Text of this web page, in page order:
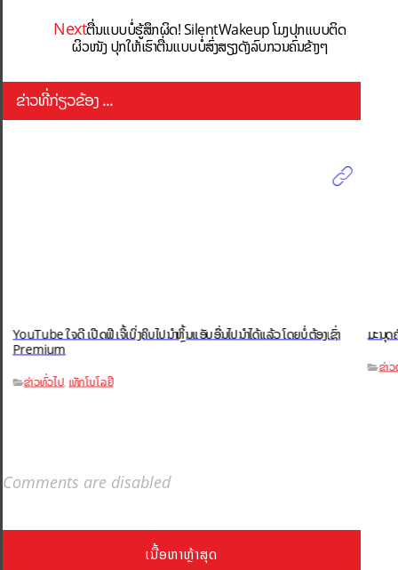
Nextຕື່ນແບບບໍ່ຮູ້ສຶກຜິດ! SilentWakeup ໂມງປຸກແບບຕິດ
ຜິວໜັງ ປຸກໃຫ້ເຮົາຕື່ນແບບບໍ່ສົ່ງສຽງດັງລົບກວນຄົນຂ້າງໆ
ຂ່າວທີ່ກ່ຽວຂ້ອງ ...
YouTube ໃຈດີ ເປີດຟີເຈີ້ເບິ່ງຄິບໄປນຳຫຼິ້ນແອັບອື່ນໄປນຳໄດ້ແລ້ວ ໂດຍບໍ່ຕ້ອງເຊົ່າ
Premium
ຂ່າວທົ່ວໄປ, ເທັກໂນໂລຢີ
ມະນຸດ
ຂ່າວ
Comments are disabled
ເນື້ອຫາຫຼ້າສຸດ